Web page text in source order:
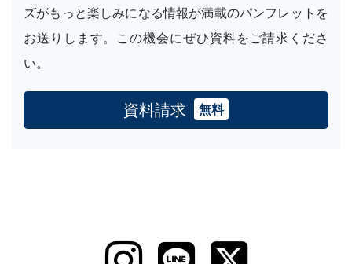
ズがもっと楽しみになる情報が満載のパンフレットを
お送りします。この機会にぜひ資料をご請求くださ
い。
資料請求 無料